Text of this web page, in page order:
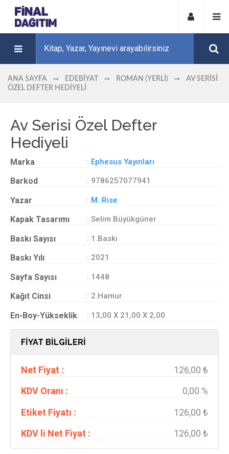
ANA SAYFA EDEBIYAT ROMAN (YERLI)
AV SERISI
ÖZEL DEFTER HEDIYELI
Av Serisi Özel Defter
Hediyeli
Marka : Ephesus Yayınları
Barkod : 9786257077941
Yazar : M. Rise
Kapak Tasarımı : Selim Büyükgüner
Baskı Sayısı : 1.Baskı
Baskı Yılı : 2021
Sayfa Sayısı : 1448
Kağıt Cinsi : 2.Hamur
En-Boy-Yükseklik : 13,00 X 21,00 X 2,00
FİYAT BİLGİLERİ
Net Fiyat :
126,00 ₺
KDV Oranı :
0,00 %
Etiket Fiyatı :
126,00 ₺
KDV li Net Fiyat :
126,00 ₺